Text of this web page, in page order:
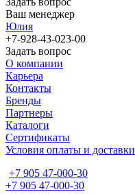
Ваш менеджер
Юлия
+7-928-43-023-00
Задать вопрос
О компании
Карьера
Контакты
Бренды
Партнеры
Каталоги
Сертификаты
Условия оплаты и доставки
+7 905 47-000-30
+7 905 47-000-30